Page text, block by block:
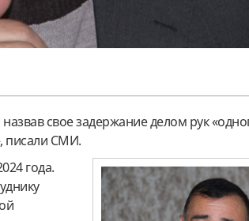
свое задержание делом рук
писали СМИ.
года.